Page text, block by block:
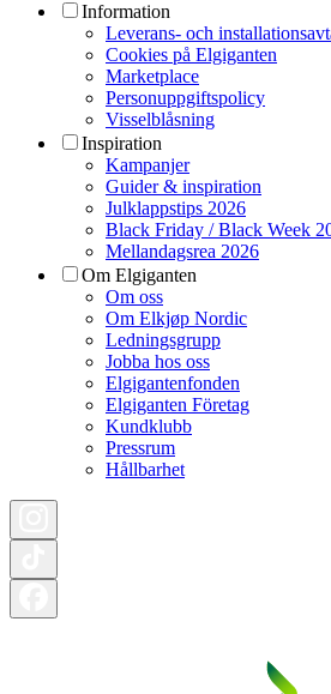
Information
Leverans- och
Cookies på Elgiganten
Marketplace
Personuppgiftspolicy
Visselblåsning
Inspiration
Kampanjer
Guider & inspiration
Julklappstips 2026
Black Friday / Black Week
Mellandagsrea 2026
Om Elgiganten
Om oss
Om Elkjøp Nordic
Ledningsgrupp
Jobba hos oss
Elgigantenfonden
Elgiganten Företag
Kundklubb
Pressrum
Hållbarhet